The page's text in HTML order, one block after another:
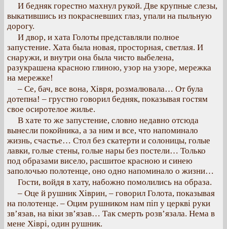
И бедняк горестно махнул рукой. Две крупные слезы,
выкатившись из покрасневших глаз, упали на пыльную
дорогу.
И двор, и хата Голоты представляли полное
запустение. Хата была новая, просторная, светлая. И
снаружи, и внутри она была чисто выбелена,
разукрашена красною глиною, узор на узоре, мережка
на мережке!
– Се, бач, все вона, Хівря, розмалювала… От була
дотепна! – грустно говорил бедняк, показывая гостям
свое осиротелое жилье.
В хате то же запустение, словно недавно отсюда
вынесли покойника, а за ним и все, что напоминало
жизнь, счастье… Стол без скатерти и солоницы, голые
лавки, голые стены, голые нары без постели… Только
под образами висело, расшитое красною и синею
заполочью полотенце, оно одно напоминало о жизни…
Гости, войдя в хату, набожно помолились на образа.
– Оце й рушник Хіврин, – говорил Голота, показывая
на полотенце. – Оцим рушником нам піп у церкві руки
зв’язав, на віки зв’язав… Так смерть розв’язала. Нема в
мене Хіврі, один рушник.